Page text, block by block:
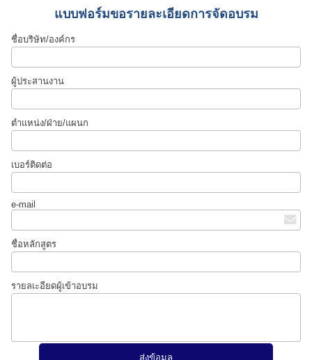
แบบฟอร์มขอรายละเอียดการจัดอบรม
ชื่อบริษัท/องค์กร
ผู้ประสานงาน
ตำแหน่ง/ฝ่าย/แผนก
เบอร์ติดต่อ
e-mail
ชื่อหลักสูตร
รายลเะอียดผู้เข้าอบรม